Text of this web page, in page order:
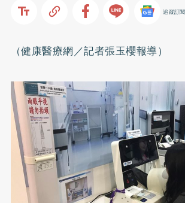
追蹤訂閱
（健康醫療網／記者張玉櫻報導）